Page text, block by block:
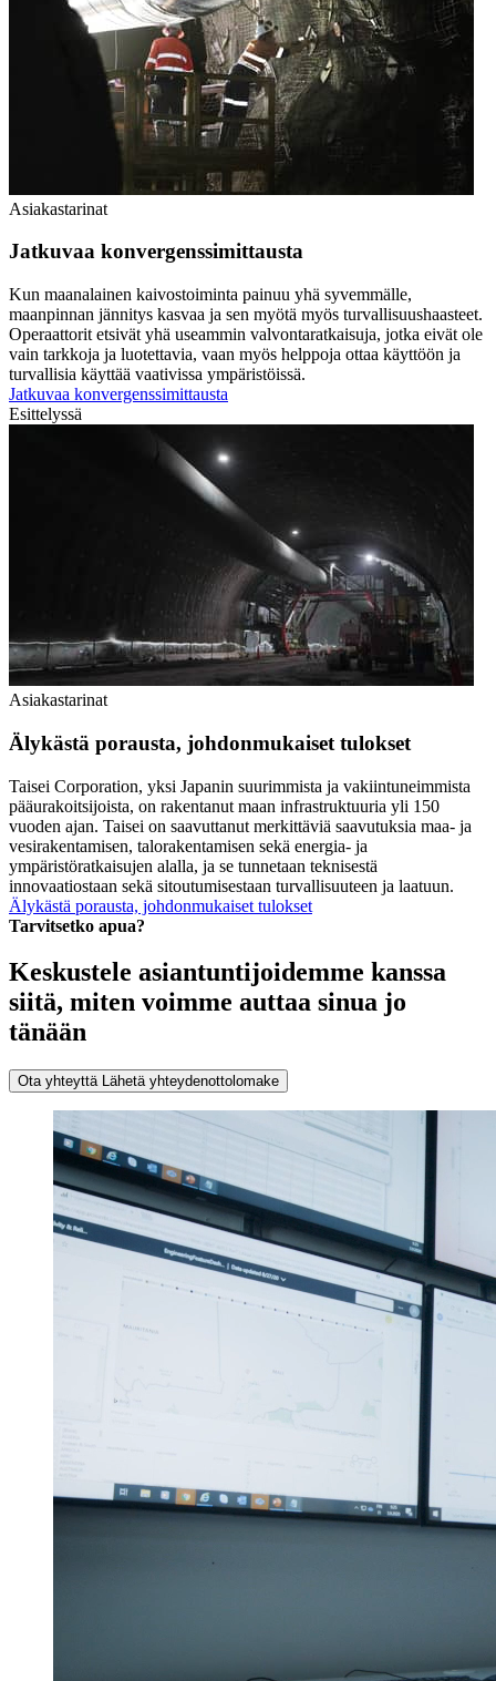
Asiakastarinat
Jatkuvaa konvergenssimittausta
Kun maanalainen kaivostoiminta painuu yhä syvemmälle,
maanpinnan jännitys kasvaa ja sen myötä myös turvallisuushaasteet.
Operaattorit etsivät yhä useammin valvontaratkaisuja, jotka eivät ole
vain tarkkoja ja luotettavia, vaan myös helppoja ottaa käyttöön ja
turvallisia käyttää vaativissa ympäristöissä.
Jatkuvaa konvergenssimittausta
Esittelyssä
Asiakastarinat
Älykästä porausta, johdonmukaiset tulokset
Taisei Corporation, yksi Japanin suurimmista ja vakiintuneimmista
pääurakoitsijoista, on rakentanut maan infrastruktuuria yli 150
vuoden ajan. Taisei on saavuttanut merkittäviä saavutuksia maa- ja
vesirakentamisen, talorakentamisen sekä energia- ja
ympäristöratkaisujen alalla, ja se tunnetaan teknisestä
innovaatiostaan sekä sitoutumisestaan turvallisuuteen ja laatuun.
Älykästä porausta, johdonmukaiset tulokset
Tarvitsetko apua?
Keskustele asiantuntijoidemme kanssa
siitä, miten voimme auttaa sinua jo
tänään
Ota yhteyttä Lähetä yhteydenottolomake